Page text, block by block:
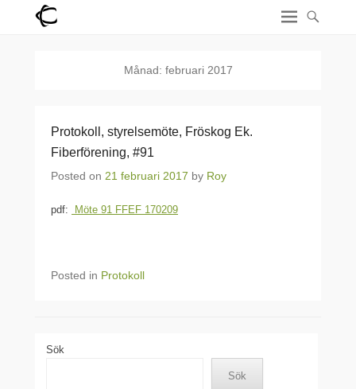
Månad: februari 2017
Protokoll, styrelsemöte, Fröskog Ek.
Fiberförening, #91
Posted on 21 februari 2017 by Roy
pdf: Möte 91 FFEF 170209
Posted in Protokoll
Sök
Sök